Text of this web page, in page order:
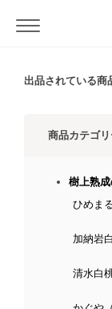
出品されている商
商品カテゴ
樹上熟成
ひめま
加納岩
清水白